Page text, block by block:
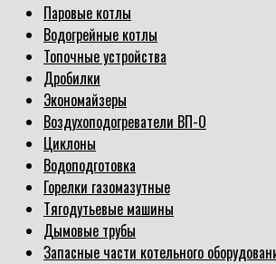
Паровые котлы
Водогрейные котлы
Топочные устройства
Дробилки
Экономайзеры
Воздухоподогреватели ВП-О
Циклоны
Водоподготовка
Горелки газомазутные
Тягодутьевые машины
Дымовые трубы
Запасные части котельного